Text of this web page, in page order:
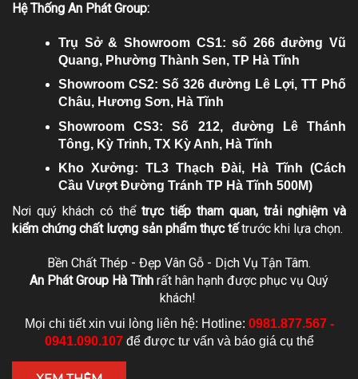
Hệ Thống An Phát Group:
Trụ Sở & Showroom CS1: số 266 đường Vũ
Quang, Phường Thành Sen, TP Hà Tĩnh
Showroom CS2: Số 326 đường Lê Lợi, TT Phố
Châu, Hương Sơn, Hà Tĩnh
Showroom CS3: Số 212, đường Lê Thánh
Tông, Kỳ Trinh, TX Kỳ Anh, Hà Tĩnh
Kho Xưởng: TL3 Thạch Đài, Hà Tĩnh (Cách
Cầu Vượt Đường Tránh TP Hà Tĩnh 500M)
Nơi quý khách có thểtrực tiếp tham quan, trải nghiệm và
kiểm chứng chất lượng sản phẩm thực tếtrước khi lựa chọn.
Bền Chất Thép - Đẹp Vân Gỗ - Dịch Vụ Tận Tâm.
An Phát Group Hà Tĩnh rất hân hạnh được phục vụ Quý
khách!
Mọi chi tiết xin vui lòng liên hệ: Hotline: 0981.877.567 -
0941.090.107để được tư vấn và báo giá cụ thể